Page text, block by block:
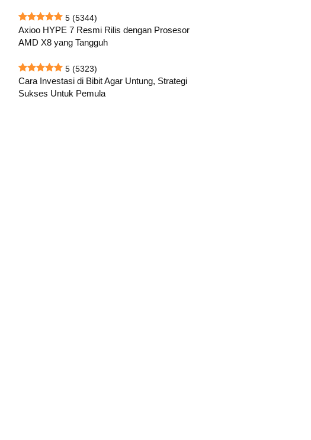
5 (5344)
Axioo HYPE 7 Resmi Rilis dengan Prosesor
AMD X8 yang Tangguh
5 (5323)
Cara Investasi di Bibit Agar Untung, Strategi
Sukses Untuk Pemula